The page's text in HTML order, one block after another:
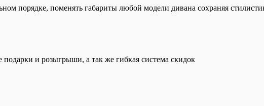
порядке, поменять габариты любой модели дивана сохраняя
и розыгрыши, а так же гибкая система скидок